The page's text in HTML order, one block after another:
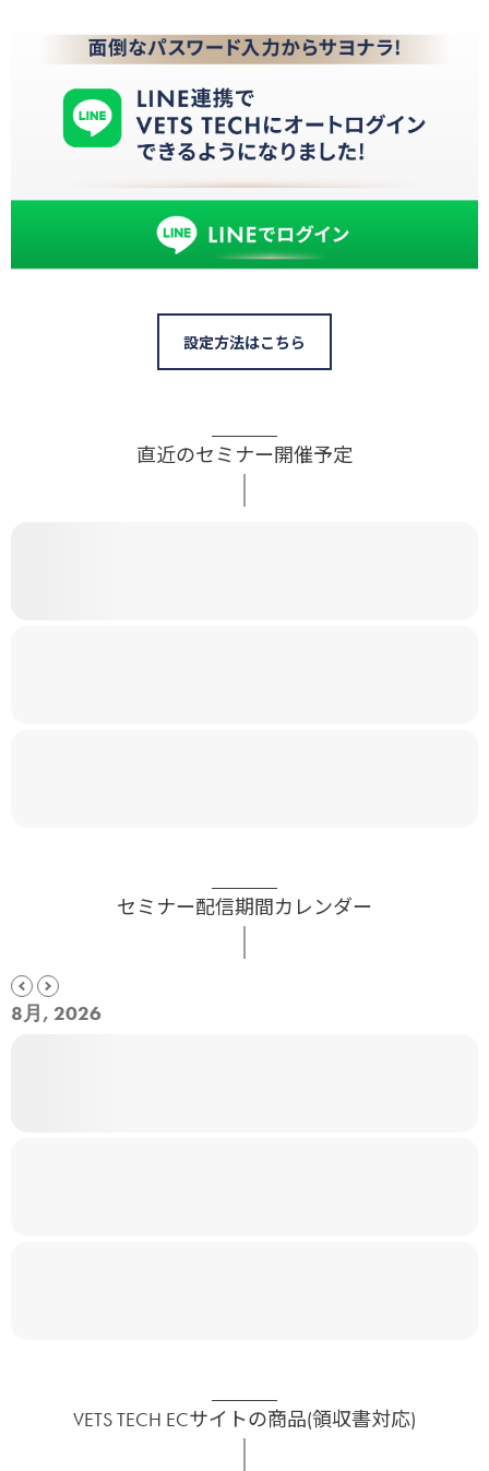
設定方法はこちら
直近のセミナー開催予定
セミナー配信期間カレンダー
8月, 2026
VETS TECH ECサイトの商品(領収書対応)